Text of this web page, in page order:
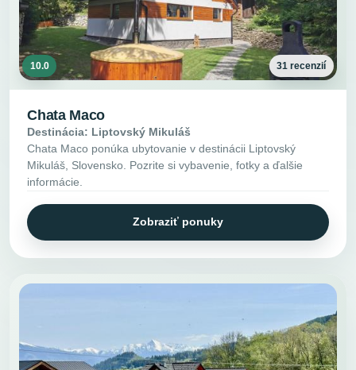
10.0 31 recenzií
Chata Maco
Destinácia: Liptovský Mikuláš
Chata Maco ponúka ubytovanie v destinácii Liptovský
Mikuláš, Slovensko. Pozrite si vybavenie, fotky a ďalšie
informácie.
Zobraziť ponuky